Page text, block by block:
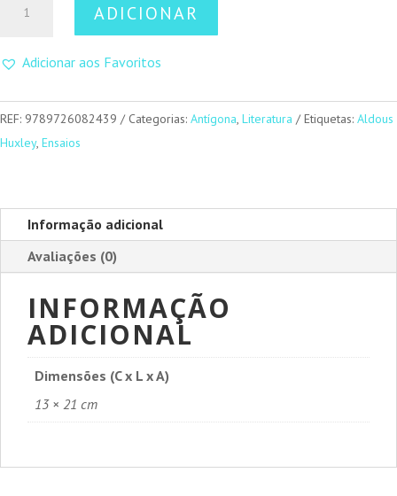
Portas
Percepção
ADICIONAR
Adicionar aos Favoritos
REF: 9789726082439 Categorias: Antígona, Literatura Etiquetas: Aldous
Huxley, Ensaios
Informação adicional
Avaliações (0)
INFORMAÇÃO
ADICIONAL
Dimensões (C x L x A)
13 × 21 cm